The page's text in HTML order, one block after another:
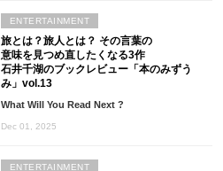
旅とは？旅人とは？ その言葉の
意味を見つめ直したくなる3作
石井千湖のブックレビュー「本のみずう
み」vol.13
What Will You Read Next ?
Dec 01, 2025
ENTERTAINMENT
ENTERTAINMENT